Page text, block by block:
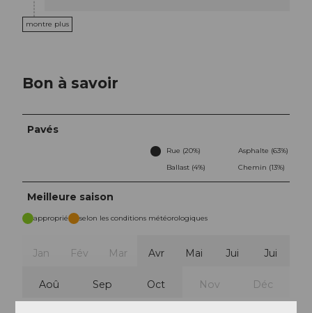
montre plus
Bon à savoir
Pavés
Rue (20%)
Asphalte (63%)
Ballast (4%)
Chemin (13%)
Meilleure saison
approprié selon les conditions météorologiques
Jan Fév Mar Avr Mai Jui Jui
Aoû Sep Oct Nov Déc